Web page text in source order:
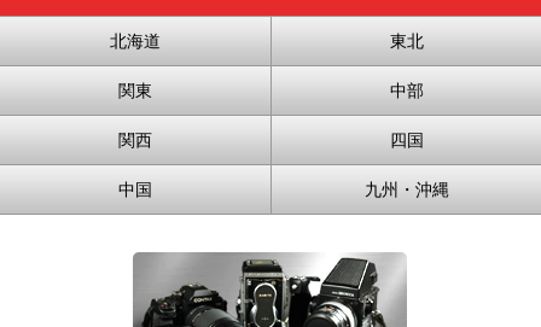
北海道 東北
関東 中部
関西 四国
中国 九州・沖縄